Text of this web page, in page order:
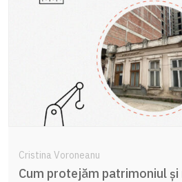
Cristina Voroneanu
Cum protejăm patrimoniul